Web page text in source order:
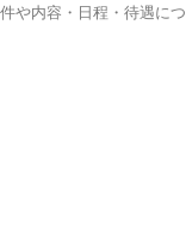
や内容・日程・待遇につ